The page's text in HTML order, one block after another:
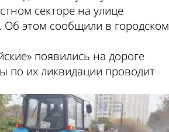
секторе на улице
Об этом сообщили в городском
появились на дороге
по их ликвидации проводит